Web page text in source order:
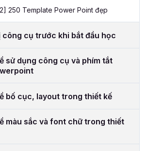
250 Template Power Point đẹp
công cụ trước khi bắt đầu học
sử dụng công cụ và phím tắt
bố cục, layout trong thiết kế
màu sắc và font chữ trong thiết